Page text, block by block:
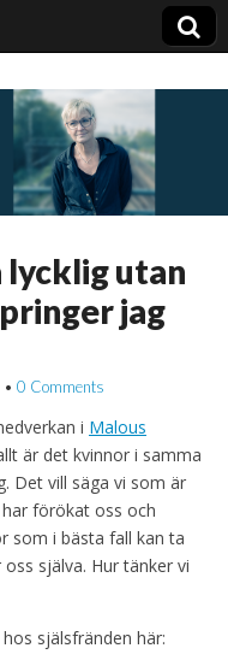
lycklig utan
jag
• 0 Comments
i Malous
är det kvinnor i samma
Det vill säga vi som är
förökat oss och
som i bästa fall kan ta
själva. Hur tänker vi
själsfränden här: